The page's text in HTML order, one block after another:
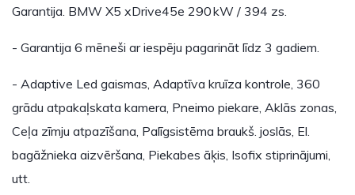
Garantija. BMW X5 xDrive45e 290 kW / 394 zs.
- Garantija 6 mēneši ar iespēju pagarināt līdz 3 gadiem.
- Adaptive Led gaismas, Adaptīva kruīza kontrole, 360
grādu atpakaļskata kamera, Pneimo piekare, Aklās zonas,
Ceļa zīmju atpazīšana, Palīgsistēma braukš. joslās, El.
bagāžnieka aizvēršana, Piekabes āķis, Isofix stiprinājumi,
utt.